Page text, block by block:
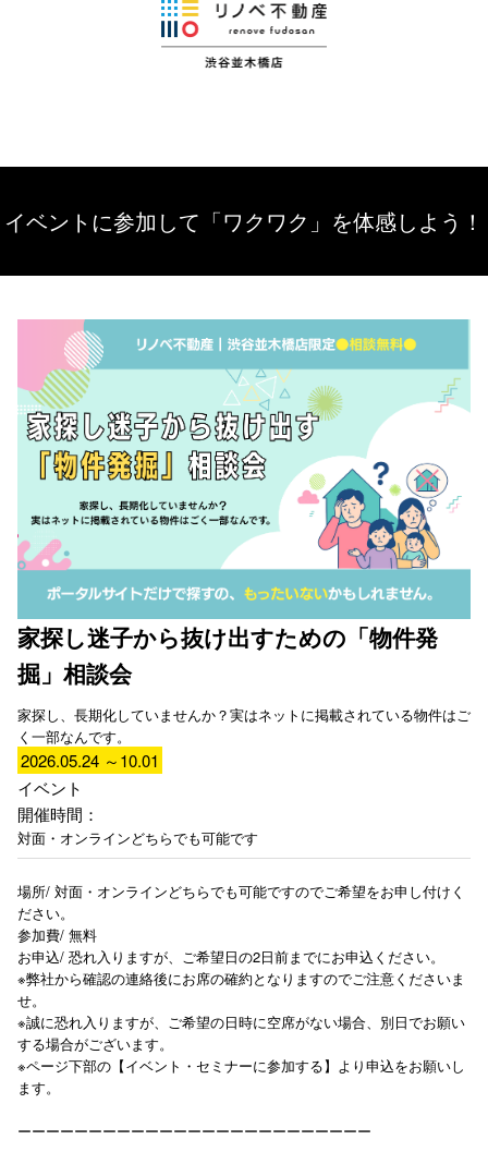
イベントに参加して「ワクワク」を体感しよう！
家探し迷子から抜け出すための「物件発
掘」相談会
家探し、長期化していませんか？実はネットに掲載されている物件はご
く一部なんです。
2026.05.24 ～10.01
イベント
開催時間：
対面・オンラインどちらでも可能です
場所/ 対面・オンラインどちらでも可能ですのでご希望をお申し付けく
ださい。
参加費/ 無料
お申込/ 恐れ入りますが、ご希望日の2日前までにお申込ください。
※弊社から確認の連絡後にお席の確約となりますのでご注意くださいま
せ。
※誠に恐れ入りますが、ご希望の日時に空席がない場合、別日でお願い
する場合がございます。
※ページ下部の【イベント・セミナーに参加する】より申込をお願いし
ます。
ーーーーーーーーーーーーーーーーーーーーーーーーー